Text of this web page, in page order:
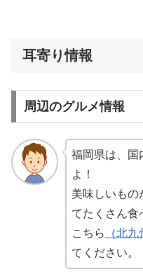
耳寄り情報
周辺のグルメ情報
福岡県は、国
よ！
美味しいもの
てたくさん食
こちら （北
てください。